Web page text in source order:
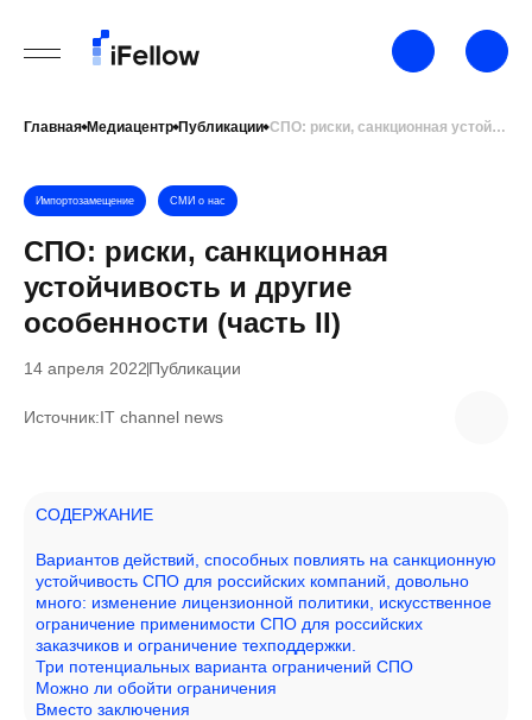
Главная Медиацентр Публикации СПО: риски, санкционная устойчивость и другие особенности (часть II)
СПО: риски, санкционная
устойчивость и другие
особенности (часть II)
Импортозамещение СМИ о нас
14 апреля 2022Публикации
Источник:IT channel news
СОДЕРЖАНИЕ
Вариантов действий, способных повлиять на санкционную
устойчивость СПО для российских компаний, довольно
много: изменение лицензионной политики, искусственное
ограничение применимости СПО для российских
заказчиков и ограничение техподдержки.
Три потенциальных варианта ограничений СПО
Можно ли обойти ограничения
Вместо заключения